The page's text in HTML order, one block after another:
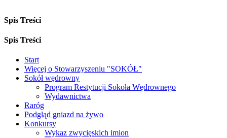
Spis Treści
Spis Treści
Start
Więcej o Stowarzyszeniu "SOKÓŁ"
Sokół wędrowny
Program Restytucji Sokoła Wędrownego
Wydawnictwa
Raróg
Podgląd gniazd na żywo
Konkursy
Wykaz zwycięskich imion